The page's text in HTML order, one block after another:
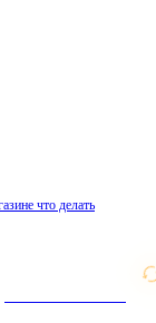
что делать